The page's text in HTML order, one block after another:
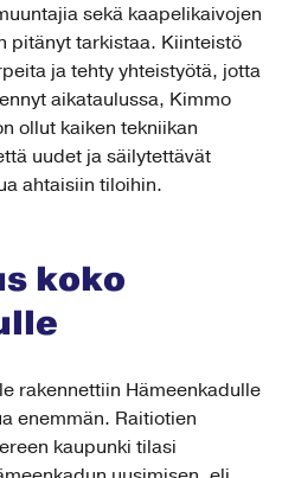
sekä kaapelikaivojen
pitänyt tarkistaa. Kiinteistö
ja tehty yhteistyötä, jotta
aikataulussa, Kimmo
ollut kaiken tekniikan
uudet ja säilytettävät
ahtaisiin tiloihin.
koko
rakennettiin Hämeenkadulle
enemmän. Raitiotien
kaupunki tilasi